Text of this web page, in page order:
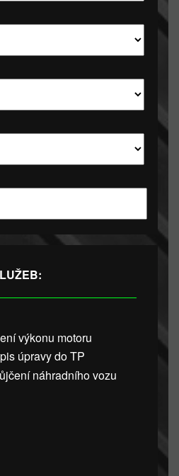
výkonu motoru
úpravy do TP
náhradního vozu